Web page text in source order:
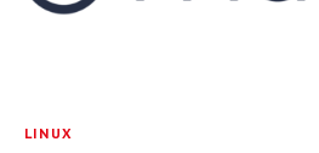
LINUX